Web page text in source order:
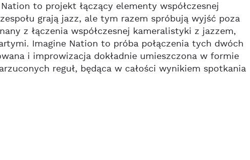
to projekt łączący elementy współczesnej
grają jazz, ale tym razem spróbują wyjść poza
z łączenia współczesnej kameralistyki z jazzem,
Imagine Nation to próba połączenia tych dwóch
i improwizacja dokładnie umieszczona w formie
reguł, będąca w całości wynikiem spotkania